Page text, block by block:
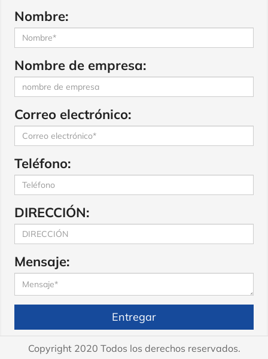
Nombre:
Nombre de empresa:
Correo electrónico:
Teléfono:
DIRECCIÓN:
Mensaje:
Entregar
Copyright 2020 Todos los derechos reservados.